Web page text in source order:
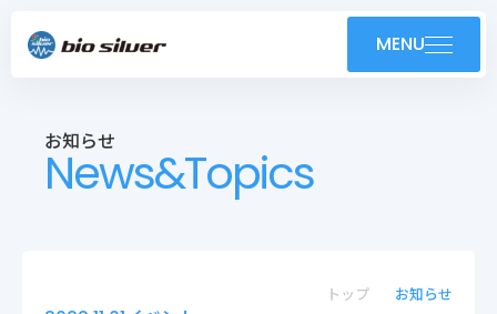
MENU
製品紹介
技術紹介・OEM
お知らせ
News&Topics
トップ お知らせ